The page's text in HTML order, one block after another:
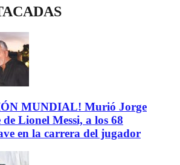
MUNDIAL! Murió Jorge
Lionel Messi, a los 68
en la carrera del jugador